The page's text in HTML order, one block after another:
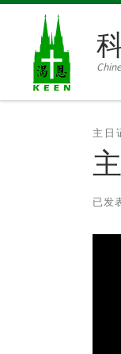
Skip to content
主日
已发